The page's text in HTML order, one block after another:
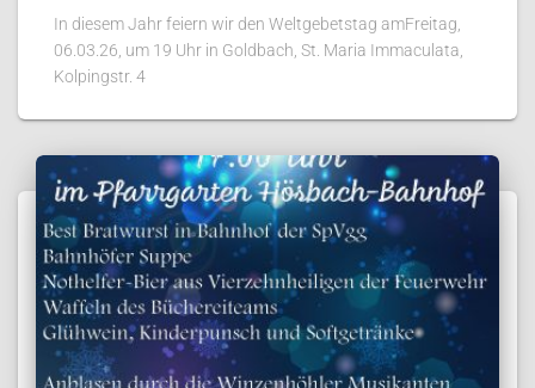
In diesem Jahr feiern wir den Weltgebetstag amFreitag,
06.03.26, um 19 Uhr in Goldbach, St. Maria Immaculata,
Kolpingstr. 4